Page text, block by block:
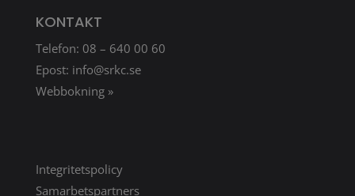
KONTAKT
Telefon: 08 – 640 00 60
Epost: info@srkc.se
Webbokning »
Integritetspolicy
Samarbetspartners